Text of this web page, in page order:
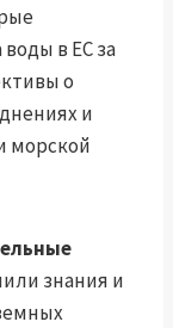
в ЕС за
о
и
морской
знания и